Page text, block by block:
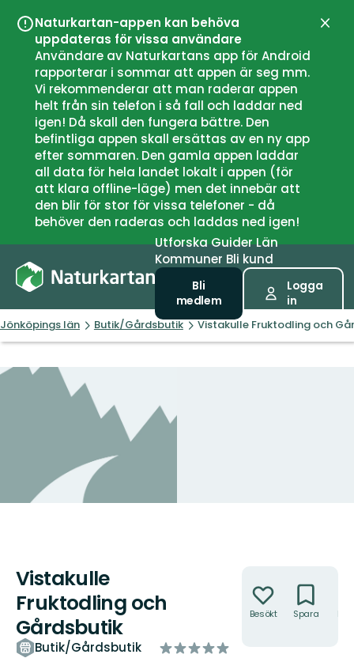
Naturkartan-appen kan behöva
uppdateras för vissa användare
Användare av Naturkartans app för Android
rapporterar i sommar att appen är seg mm.
Vi rekommenderar att man raderar appen
helt från sin telefon i så fall och laddar ned
igen! Då skall den fungera bättre. Den
befintliga appen skall ersättas av en ny app
efter sommaren. Den gamla appen laddar
all data för hela landet lokalt i appen (för
att klara offline-läge) men det innebär att
den blir för stor för vissa telefoner - då
behöver den raderas och laddas ned igen!
UtforskaGuiderLän
Kommuner Bli kund
Bli
medlem
Logga
in
Jönköpings län Butik/Gårdsbutik Vistakulle Fruktodling och
Vistakulle
Fruktodling och
Gårdsbutik
Butik/Gårdsbutik
av
Besökt Spara